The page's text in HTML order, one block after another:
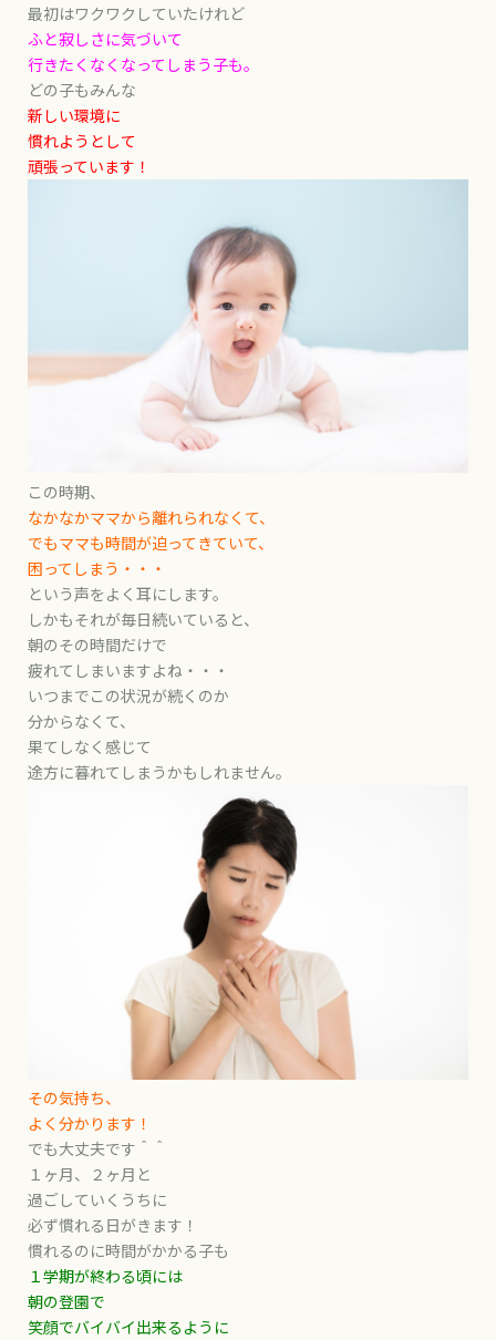
最初はワクワクしていたけれど
ふと寂しさに気づいて
行きたくなくなってしまう子も。
どの子もみんな
新しい環境に
慣れようとして
頑張っています！
この時期、
なかなかママから離れられなくて、
でもママも時間が迫ってきていて、
困ってしまう・・・
という声をよく耳にします。
しかもそれが毎日続いていると、
朝のその時間だけで
疲れてしまいますよね・・・
いつまでこの状況が続くのか
分からなくて、
果てしなく感じて
途方に暮れてしまうかもしれません。
その気持ち、
よく分かります！
でも大丈夫です＾＾
１ヶ月、２ヶ月と
過ごしていくうちに
必ず慣れる日がきます！
慣れるのに時間がかかる子も
１学期が終わる頃には
朝の登園で
笑顔でバイバイ出来るように